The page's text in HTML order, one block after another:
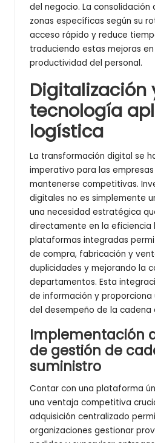
del negocio. La consolidación
zonas específicas según su
acceso rápido y reduce
traduciendo estas mejoras
productividad del personal.
Digitalización
tecnología
logística
La transformación digital se
imperativo para las
mantenerse competitivas.
digitales no es simplemente
una necesidad estratégica
directamente en la eficiencia
plataformas integradas
de compra, fabricación y
duplicidades y mejorando la
departamentos. Esta
de información y proporciona
del desempeño de la cadena
Implementación
de gestión de
suministro
Contar con una plataforma
una ventaja competitiva
adquisición centralizado
organizaciones gestionar